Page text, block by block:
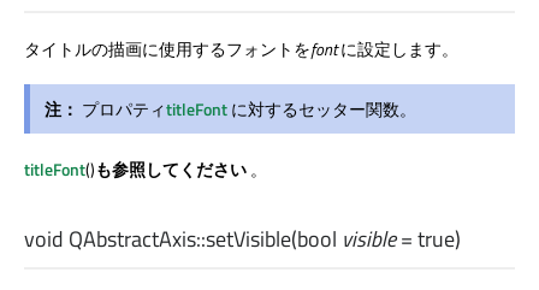
タイトルの描画に使用するフォントをfontに設定します。
注： プロパティtitleFontに対するセッター関数。
titleFont()も参照してください。
void QAbstractAxis::setVisible(bool visible= true)